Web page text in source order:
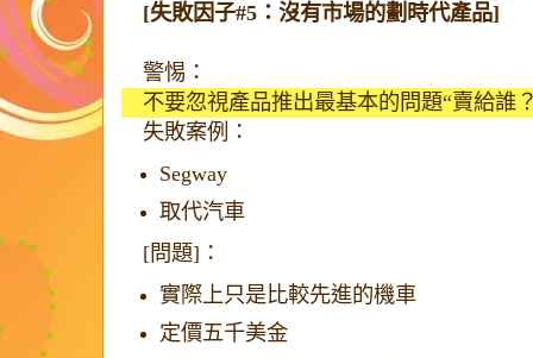
[失敗因子#5：沒有市場的劃時代產品]
警惕：
不要忽視產品推出最基本的問題“賣給誰
失敗案例：
Segway
取代汽車
[問題]：
實際上只是比較先進的機車
定價五千美金